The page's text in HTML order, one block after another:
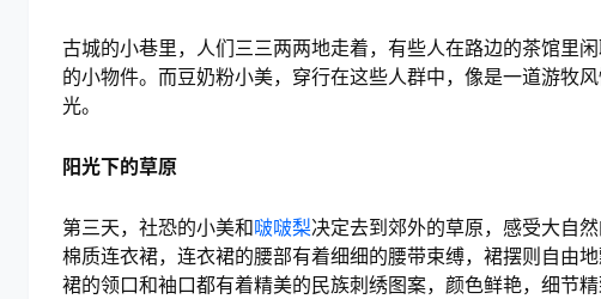
古城的小巷里，人们三三两两地走着，有些人在路边的茶馆里
的小物件。而豆奶粉小美，穿行在这些人群中，像是一道游牧
光。
阳光下的草原
第三天，社恐的小美和啵啵梨决定去到郊外的草原，感受大自
棉质连衣裙，连衣裙的腰部有着细细的腰带束缚，裙摆则自由
裙的领口和袖口都有着精美的民族刺绣图案，颜色鲜艳，细节精